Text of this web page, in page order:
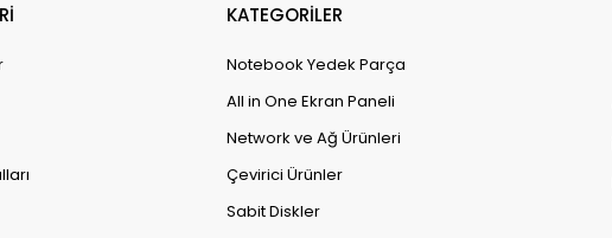
KATEGORİLER
Notebook Yedek Parça
All in One Ekran Paneli
Network ve Ağ Ürünleri
Çevirici Ürünler
Sabit Diskler